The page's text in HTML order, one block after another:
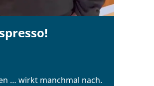
… wirkt manchmal nach.